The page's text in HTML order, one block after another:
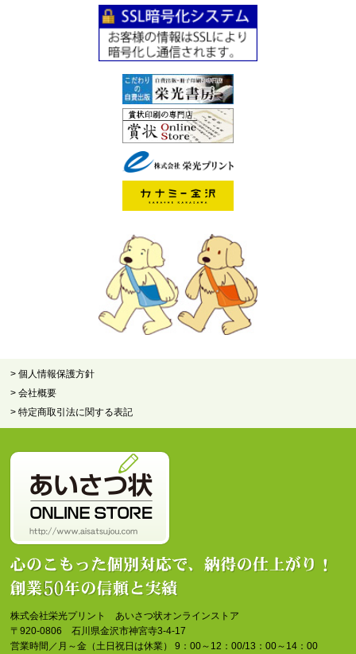
> 個人情報保護方針
> 会社概要
> 特定商取引法に関する表記
株式会社栄光プリント あいさつ状オンラインストア
〒920-0806 石川県金沢市神宮寺3-4-17
営業時間／月～金（土日祝日は休業） 9：00～12：00/13：00～14：00